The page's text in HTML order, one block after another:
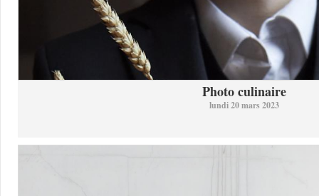
Photo culinaire
lundi 20 mars 2023